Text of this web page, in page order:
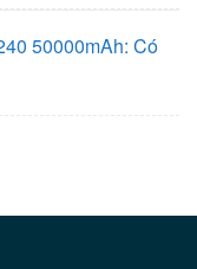
50000mAh: Có